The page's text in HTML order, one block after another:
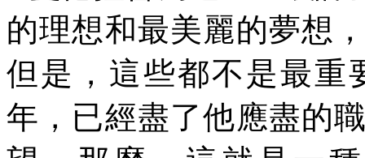
的理想和最美麗的夢想
但是，這些都不是最重
年，已經盡了他應盡的